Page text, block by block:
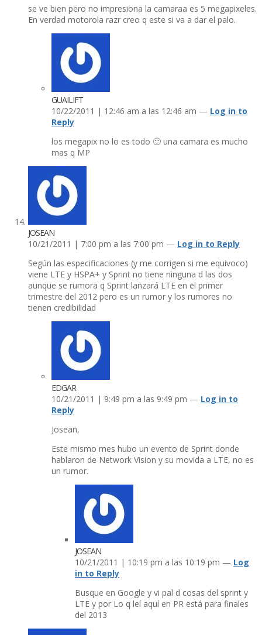
se ve bien pero no impresiona la camaraa es 5 megapixeles.
En verdad motorola razr creo q este si va a dar el palo.
GUAILIFT
10/22/2011 | 12:46 am a las 12:46 am — Log in to
Reply
los megapix no lo es todo 🙂 una camara es mucho
mas q MP
JOSEAN
10/21/2011 | 7:00 pm a las 7:00 pm — Log in to Reply
Según las especificaciones (y me corrigen si me equivoco)
viene LTE y HSPA+ y Sprint no tiene ninguna d las dos
aunque se rumora q Sprint lanzará LTE en el primer
trimestre del 2012 pero es un rumor y los rumores no
tienen credibilidad
EDGAR
10/21/2011 | 9:49 pm a las 9:49 pm — Log in to
Reply
Josean,
Este mismo mes hubo un evento de Sprint donde
hablaron de Network Vision y su movida a LTE, no es
un rumor.
JOSEAN
10/21/2011 | 10:19 pm a las 10:19 pm — Log
in to Reply
Busque en Google y vi pal d cosas del sprint y
LTE y por Lo q leí­ aquí­ en PR está para finales
del 2013